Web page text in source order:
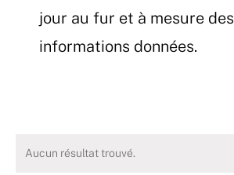
jour au fur et à mesure des
informations données.
Aucun résultat trouvé.